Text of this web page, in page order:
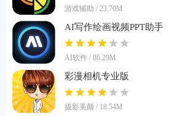
游戏辅助 / 23.70M
AI写作绘画视频PPT助手
AI软件 / 86.29M
彩漫相机专业版
摄影美颜 / 18.54M